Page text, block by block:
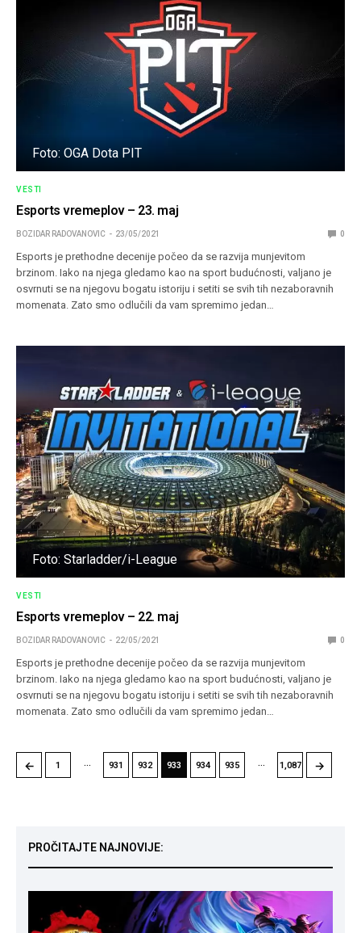
Foto: OGA Dota PIT
VESTI
Esports vremeplov – 23. maj
BOZIDAR RADOVANOVIC 23/05/2021 0
Esports je prethodne decenije počeo da se razvija munjevitom
brzinom. Iako na njega gledamo kao na sport budućnosti, valjano je
osvrnuti se na njegovu bogatu istoriju i setiti se svih tih nezaboravnih
momenata. Zato smo odlučili da vam spremimo jedan…
Foto: Starladder/i-League
VESTI
Esports vremeplov – 22. maj
BOZIDAR RADOVANOVIC 22/05/2021 0
Esports je prethodne decenije počeo da se razvija munjevitom
brzinom. Iako na njega gledamo kao na sport budućnosti, valjano je
osvrnuti se na njegovu bogatu istoriju i setiti se svih tih nezaboravnih
momenata. Zato smo odlučili da vam spremimo jedan…
← 1 … 931 932 933 934 935 … 1,087 →
PROČITAJTE NAJNOVIJE: